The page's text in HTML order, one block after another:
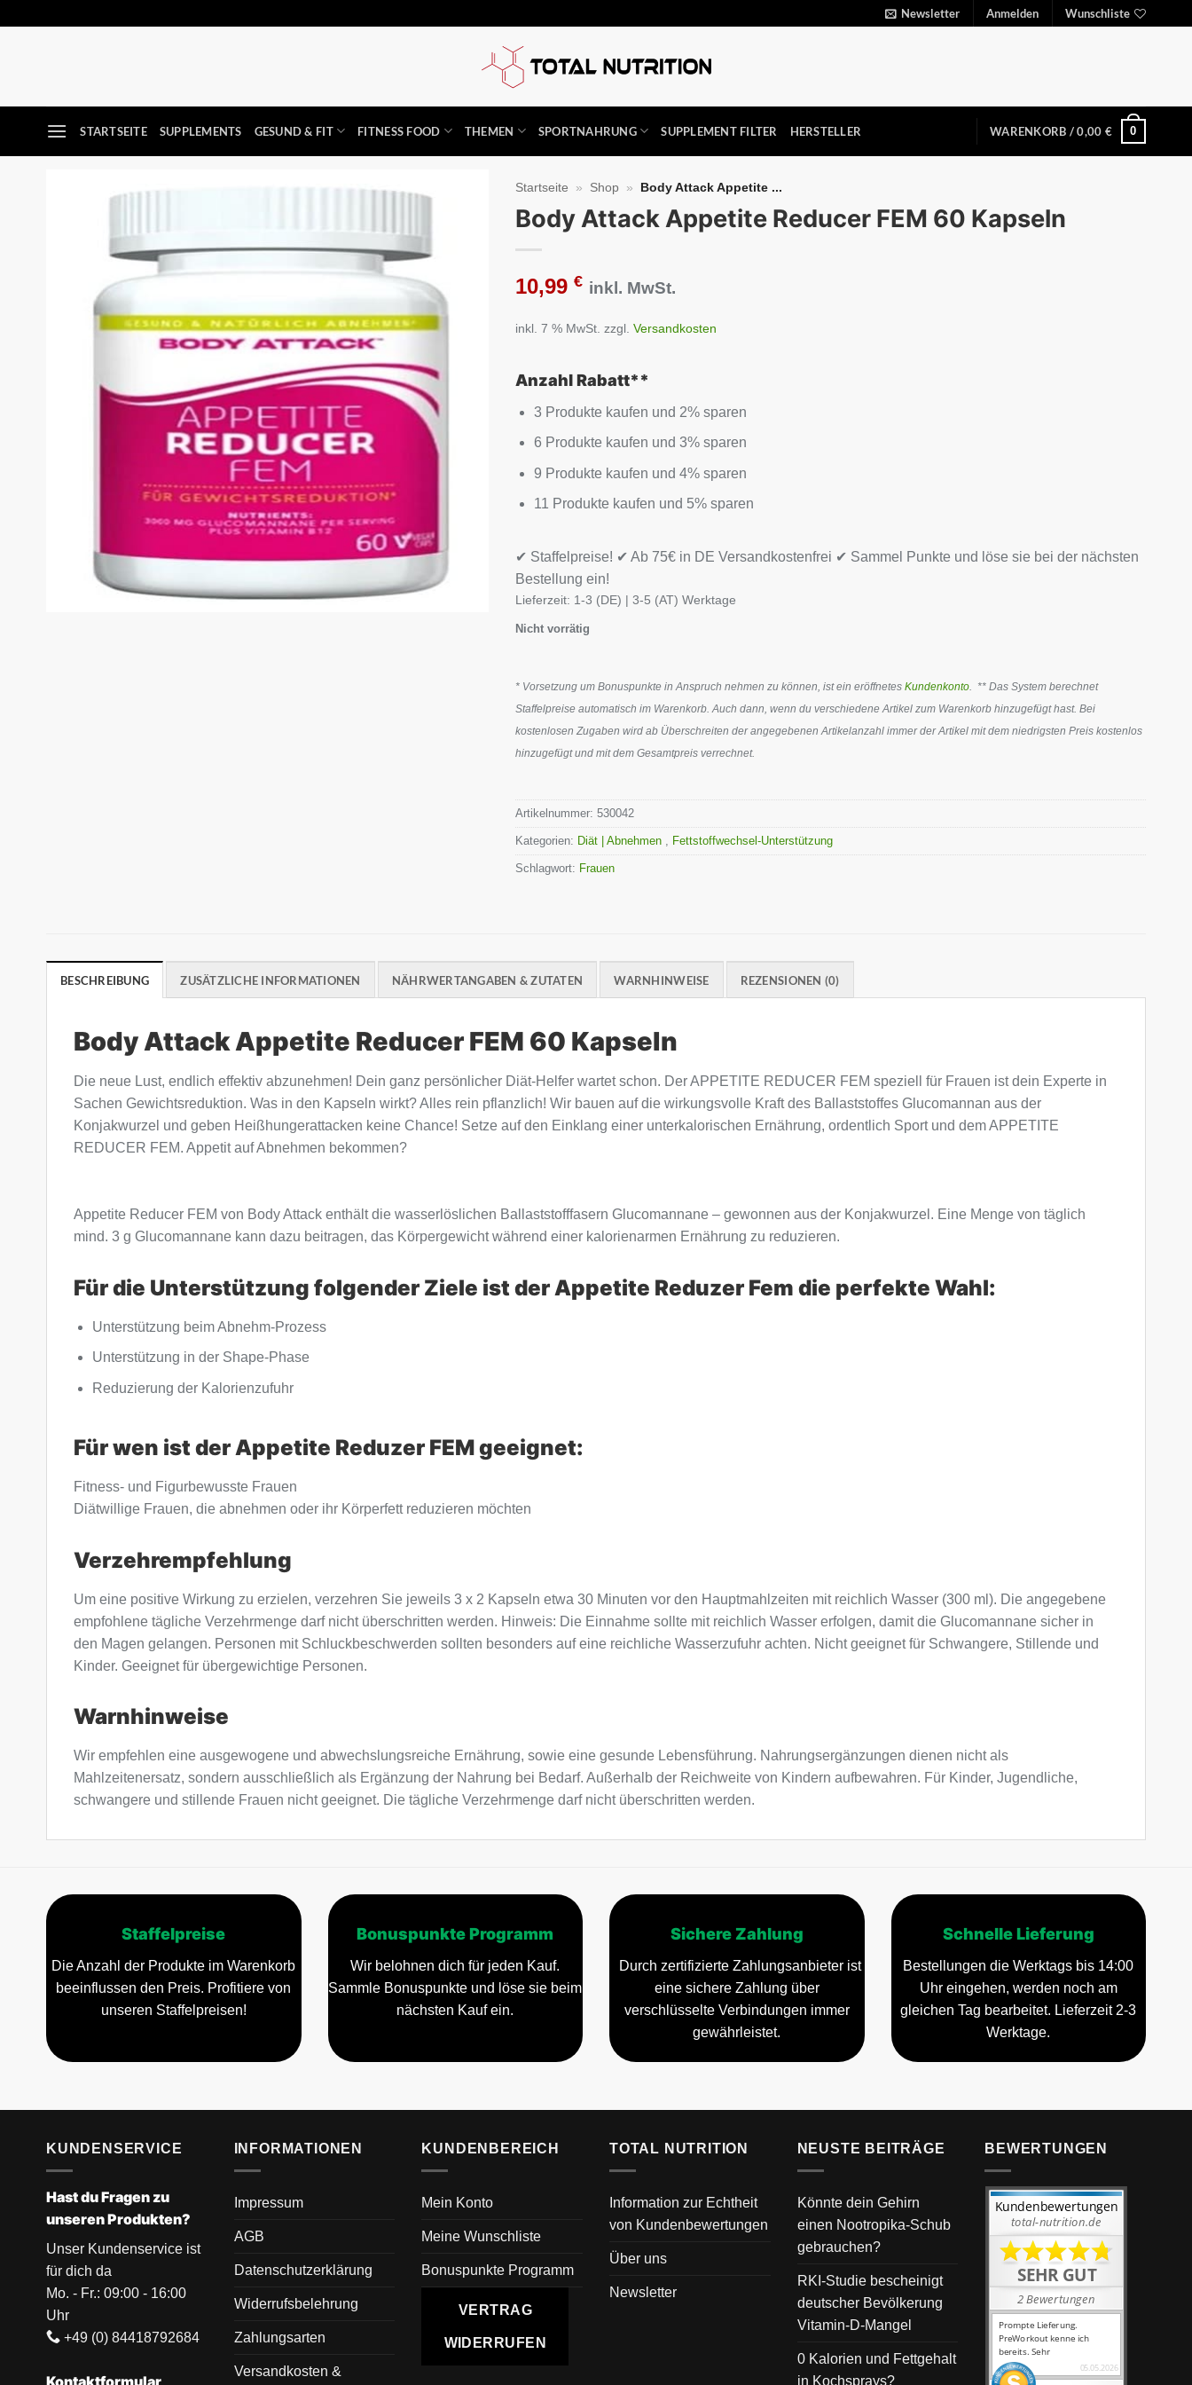
Newsletter Anmelden Wunschliste
STARTSEITE SUPPLEMENTS GESUND & FIT FITNESS FOOD THEMEN SPORTNAHRUNG SUPPLEMENT FILTER HERSTELLER WARENKORB /0,00 € 0
Startseite » Shop » Body Attack Appetite ...
Body Attack Appetite Reducer FEM 60 Kapseln
10,99€ inkl. MwSt.
inkl. 7 % MwSt. zzgl.Versandkosten
Anzahl Rabatt**
3 Produkte kaufen und 2% sparen
6 Produkte kaufen und 3% sparen
9 Produkte kaufen und 4% sparen
11 Produkte kaufen und 5% sparen
✔ Staffelpreise! ✔ Ab 75€ in DE Versandkostenfrei ✔ Sammel Punkte und löse sie bei der nächsten
Bestellung ein!
Lieferzeit: 1-3 (DE) | 3-5 (AT) Werktage
Nicht vorrätig
* Vorsetzung um Bonuspunkte in Anspruch nehmen zu können, ist ein eröffnetesKundenkonto . ** Das System berechnet
Staffelpreise automatisch im Warenkorb. Auch dann, wenn du verschiedene Artikel zum Warenkorb hinzugefügt hast. Bei
kostenlosen Zugaben wird ab Überschreiten der angegebenen Artikelanzahl immer der Artikel mit dem niedrigsten Preis kostenlos
hinzugefügt und mit dem Gesamtpreis verrechnet.
Artikelnummer:530042
Kategorien: Diät | Abnehmen Fettstoffwechsel-Unterstützung
Schlagwort: Frauen
BESCHREIBUNG ZUSÄTZLICHE INFORMATIONEN NÄHRWERTANGABEN & ZUTATEN WARNHINWEISE REZENSIONEN (0)
Body Attack Appetite Reducer FEM 60 Kapseln
Die neue Lust, endlich effektiv abzunehmen! Dein ganz persönlicher Diät-Helfer wartet schon. Der APPETITE REDUCER FEM speziell für Frauen ist dein Experte in
Sachen Gewichtsreduktion. Was in den Kapseln wirkt? Alles rein pflanzlich! Wir bauen auf die wirkungsvolle Kraft des Ballaststoffes Glucomannan aus der
Konjakwurzel und geben Heißhungerattacken keine Chance! Setze auf den Einklang einer unterkalorischen Ernährung, ordentlich Sport und dem APPETITE
REDUCER FEM. Appetit auf Abnehmen bekommen?
Appetite Reducer FEM von Body Attack enthält die wasserlöslichen Ballaststofffasern Glucomannane – gewonnen aus der Konjakwurzel. Eine Menge von täglich
mind. 3 g Glucomannane kann dazu beitragen, das Körpergewicht während einer kalorienarmen Ernährung zu reduzieren.
Für die Unterstützung folgender Ziele ist der Appetite Reduzer Fem die perfekte Wahl:
Unterstützung beim Abnehm-Prozess
Unterstützung in der Shape-Phase
Reduzierung der Kalorienzufuhr
Für wen ist der Appetite Reduzer FEM geeignet:
Fitness- und Figurbewusste Frauen
Diätwillige Frauen, die abnehmen oder ihr Körperfett reduzieren möchten
Verzehrempfehlung
Um eine positive Wirkung zu erzielen, verzehren Sie jeweils 3 x 2 Kapseln etwa 30 Minuten vor den Hauptmahlzeiten mit reichlich Wasser (300 ml). Die angegebene
empfohlene tägliche Verzehrmenge darf nicht überschritten werden. Hinweis: Die Einnahme sollte mit reichlich Wasser erfolgen, damit die Glucomannane sicher in
den Magen gelangen. Personen mit Schluckbeschwerden sollten besonders auf eine reichliche Wasserzufuhr achten. Nicht geeignet für Schwangere, Stillende und
Kinder. Geeignet für übergewichtige Personen.
Warnhinweise
Wir empfehlen eine ausgewogene und abwechslungsreiche Ernährung, sowie eine gesunde Lebensführung. Nahrungsergänzungen dienen nicht als
Mahlzeitenersatz, sondern ausschließlich als Ergänzung der Nahrung bei Bedarf. Außerhalb der Reichweite von Kindern aufbewahren. Für Kinder, Jugendliche,
schwangere und stillende Frauen nicht geeignet. Die tägliche Verzehrmenge darf nicht überschritten werden.
Staffelpreise
Die Anzahl der Produkte im Warenkorb
beeinflussen den Preis. Profitiere von
unseren Staffelpreisen!
Bonuspunkte Programm
Wir belohnen dich für jeden Kauf.
Sammle Bonuspunkte und löse sie beim
nächsten Kauf ein.
Sichere Zahlung
Durch zertifizierte Zahlungsanbieter ist
eine sichere Zahlung über
verschlüsselte Verbindungen immer
gewährleistet.
Schnelle Lieferung
Bestellungen die Werktags bis 14:00
Uhr eingehen, werden noch am
gleichen Tag bearbeitet. Lieferzeit 2-3
Werktage.
KUNDENSERVICE
Hast du Fragen zu
unseren Produkten?
Unser Kundenservice ist
für dich da
Mo. - Fr.: 09:00 - 16:00
Uhr
+49 (0) 84418792684
Kontaktformular
INFORMATIONEN
Impressum
AGB
Datenschutzerklärung
Widerrufsbelehrung
Zahlungsarten
Versandkosten &
KUNDENBEREICH
Mein Konto
Meine Wunschliste
Bonuspunkte Programm
VERTRAG
WIDERRUFEN
TOTAL NUTRITION
Information zur Echtheit
von Kundenbewertungen
Über uns
Newsletter
NEUSTE BEITRÄGE
Könnte dein Gehirn
einen Nootropika-Schub
gebrauchen?
RKI-Studie bescheinigt
deutscher Bevölkerung
Vitamin-D-Mangel
0 Kalorien und Fettgehalt
in Kochsprays?
BEWERTUNGEN